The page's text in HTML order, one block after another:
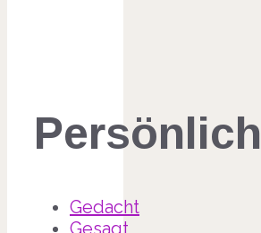
Persönlich
Gedacht
Gesagt